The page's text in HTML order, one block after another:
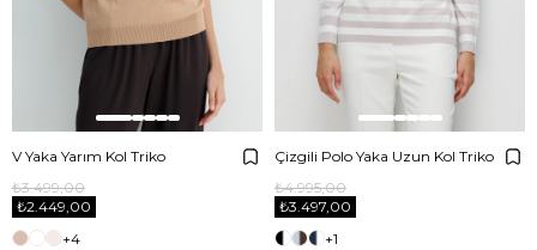
V Yaka Yarım Kol Triko
₺2.449,00
₺3.499,00
+4
Çizgili Polo Yaka Uzun Kol Triko
₺3.497,00
₺4.995,00
+1